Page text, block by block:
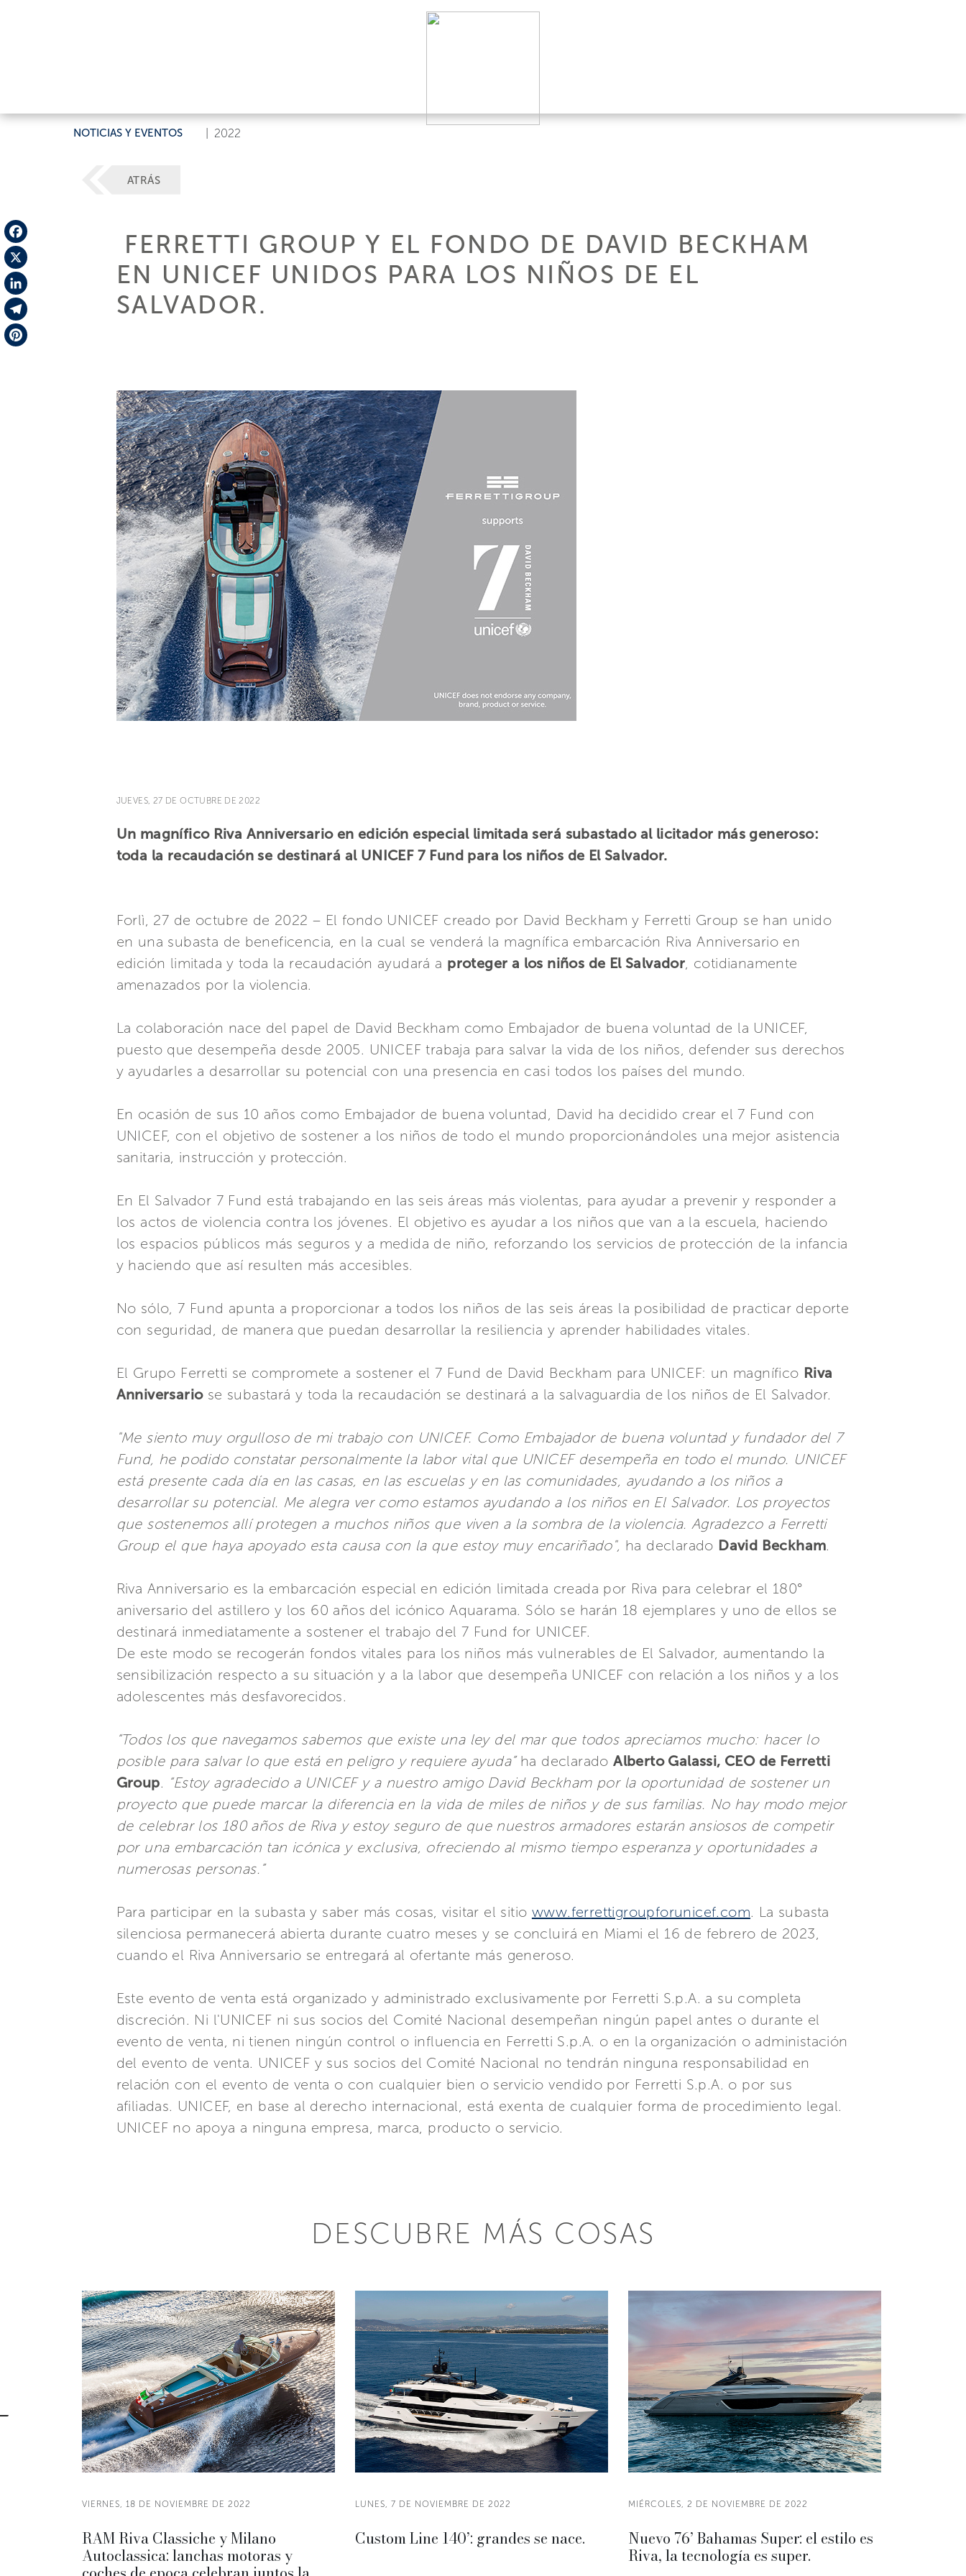
NOTICIAS Y EVENTOS 2022
Facebook
X
LinkedIn
Telegram
ATRÁS
FERRETTI GROUP Y EL FONDO DE DAVID BECKHAM
EN UNICEF UNIDOS PARA LOS NIÑOS DE EL
SALVADOR.
JUEVES, 27 DE OCTUBRE DE 2022
Un magnífico Riva Anniversario en edición especial limitada será subastado al licitador más generoso:
toda la recaudación se destinará al UNICEF 7 Fund para los niños de El Salvador.
Forlì, 27 de octubre de 2022 – El fondo UNICEF creado por David Beckham y Ferretti Group se han unido
en una subasta de beneficencia, en la cual se venderá la magnífica embarcación Riva Anniversario en
edición limitada y toda la recaudación ayudará a proteger a los niños de El Salvador, cotidianamente
amenazados por la violencia.
La colaboración nace del papel de David Beckham como Embajador de buena voluntad de la UNICEF,
puesto que desempeña desde 2005. UNICEF trabaja para salvar la vida de los niños, defender sus derechos
y ayudarles a desarrollar su potencial con una presencia en casi todos los países del mundo.
En ocasión de sus 10 años como Embajador de buena voluntad, David ha decidido crear el 7 Fund con
UNICEF, con el objetivo de sostener a los niños de todo el mundo proporcionándoles una mejor asistencia
sanitaria, instrucción y protección.
En El Salvador 7 Fund está trabajando en las seis áreas más violentas, para ayudar a prevenir y responder a
los actos de violencia contra los jóvenes. El objetivo es ayudar a los niños que van a la escuela, haciendo
los espacios públicos más seguros y a medida de niño, reforzando los servicios de protección de la infancia
y haciendo que así resulten más accesibles.
No sólo, 7 Fund apunta a proporcionar a todos los niños de las seis áreas la posibilidad de practicar deporte
con seguridad, de manera que puedan desarrollar la resiliencia y aprender habilidades vitales.
El Grupo Ferretti se compromete a sostener el 7 Fund de David Beckham para UNICEF: un magnífico Riva
Anniversariose subastará y toda la recaudación se destinará a la salvaguardia de los niños de El Salvador.
"Me siento muy orgulloso de mi trabajo con UNICEF. Como Embajador de buena voluntad y fundador del 7
Fund, he podido constatar personalmente la labor vital que UNICEF desempeña en todo el mundo. UNICEF
está presente cada día en las casas, en las escuelas y en las comunidades, ayudando a los niños a
desarrollar su potencial. Me alegra ver como estamos ayudando a los niños en El Salvador. Los proyectos
que sostenemos allí protegen a muchos niños que viven a la sombra de la violencia. Agradezco a Ferretti
Group el que haya apoyado esta causa con la que estoy muy encariñado", ha declarado David Beckham.
Riva Anniversario es la embarcación especial en edición limitada creada por Riva para celebrar el 180°
aniversario del astillero y los 60 años del icónico Aquarama. Sólo se harán 18 ejemplares y uno de ellos se
destinará inmediatamente a sostener el trabajo del 7 Fund for UNICEF.
De este modo se recogerán fondos vitales para los niños más vulnerables de El Salvador, aumentando la
sensibilización respecto a su situación y a la labor que desempeña UNICEF con relación a los niños y a los
adolescentes más desfavorecidos.
“Todos los que navegamos sabemos que existe una ley del mar que todos apreciamos mucho: hacer lo
posible para salvar lo que está en peligro y requiere ayuda” ha declaradoAlberto Galassi, CEO de Ferretti
Group. “Estoy agradecido a UNICEF y a nuestro amigo David Beckham por la oportunidad de sostener un
proyecto que puede marcar la diferencia en la vida de miles de niños y de sus familias. No hay modo mejor
de celebrar los 180 años de Riva y estoy seguro de que nuestros armadores estarán ansiosos de competir
por una embarcación tan icónica y exclusiva, ofreciendo al mismo tiempo esperanza y oportunidades a
numerosas personas.”
Para participar en la subasta y saber más cosas, visitar el sitio www.ferrettigroupforunicef.com. La subasta
silenciosa permanecerá abierta durante cuatro meses y se concluirá en Miami el 16 de febrero de 2023,
cuando el Riva Anniversario se entregará al ofertante más generoso.
Este evento de venta está organizado y administrado exclusivamente por Ferretti S.p.A. a su completa
discreción. Ni l'UNICEF ni sus socios del Comité Nacional desempeñan ningún papel antes o durante el
evento de venta, ni tienen ningún control o influencia en Ferretti S.p.A. o en la organización o administación
del evento de venta. UNICEF y sus socios del Comité Nacional no tendrán ninguna responsabilidad en
relación con el evento de venta o con cualquier bien o servicio vendido por Ferretti S.p.A. o por sus
afiliadas. UNICEF, en base al derecho internacional, está exenta de cualquier forma de procedimiento legal.
UNICEF no apoya a ninguna empresa, marca, producto o servicio.
DESCUBRE MÁS COSAS
VIERNES, 18 DE NOVIEMBRE DE 2022
RAM Riva Classiche y Milano
Autoclassica: lanchas motoras y
LUNES, 7 DE NOVIEMBRE DE 2022
Custom Line 140’: grandes se nace.
MIÉRCOLES, 2 DE NOVIEMBRE DE 2022
Nuevo 76’ Bahamas Super: el estilo es
Riva, la tecnología es super.